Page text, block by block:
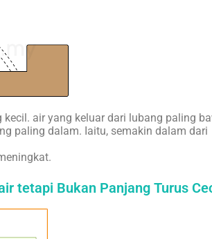
air yang keluar dari lubang paling
paling dalam. Iaitu, semakin dalam dari
tetapi Bukan Panjang Turus